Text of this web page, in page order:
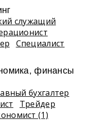
служащий
Специалист
финансы
бухгалтер
Трейдер
(1)